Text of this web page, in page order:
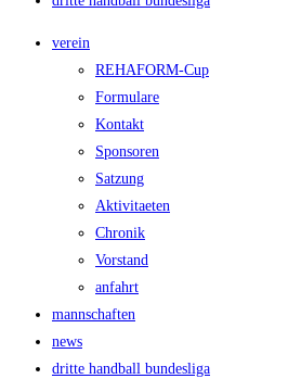
verein
REHAFORM-Cup
Formulare
Kontakt
Sponsoren
Satzung
Aktivitaeten
Chronik
Vorstand
anfahrt
mannschaften
news
dritte handball bundesliga